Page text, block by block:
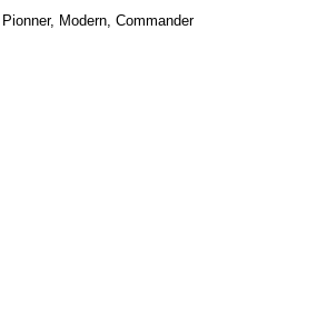
Modern, Commander